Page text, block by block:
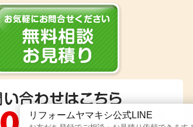
リフォームヤマキシ公式LINE